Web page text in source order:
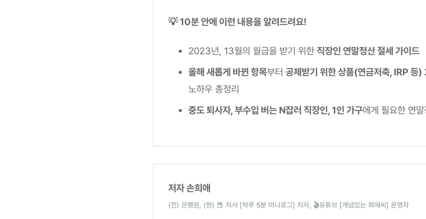
💡 10분 안에 이런 내용을 알려드려요!
2023년, 13월의 월급을 받기 위한 직장인 연말정산 절세 가이드
올해 새롭게 바뀐 항목부터 공제받기 위한 상품(연금저축, IRP 등)
노하우 총정리
중도 퇴사자, 부수입 버는 N잡러 직장인, 1인 가구에게 필요한 연
저자 손희애
(전) 은행원, (현) 📕 저서 [하루 5분 머니로그] 저자, 🎬유튜브 [개념있는 희애씨] 운영자